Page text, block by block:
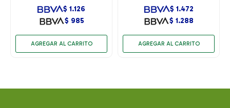
$ 985
$ 1.126
$ 1.288
$ 1.472